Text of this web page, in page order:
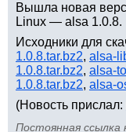
Вышла новая
Linux — alsa 1.0.8.
Исходники для
1.0.8.tar.bz2, alsa-
1.0.8.tar.bz2, alsa-
1.0.8.tar.bz2, alsa-
(Новость прислал:
Постоянная ссылка